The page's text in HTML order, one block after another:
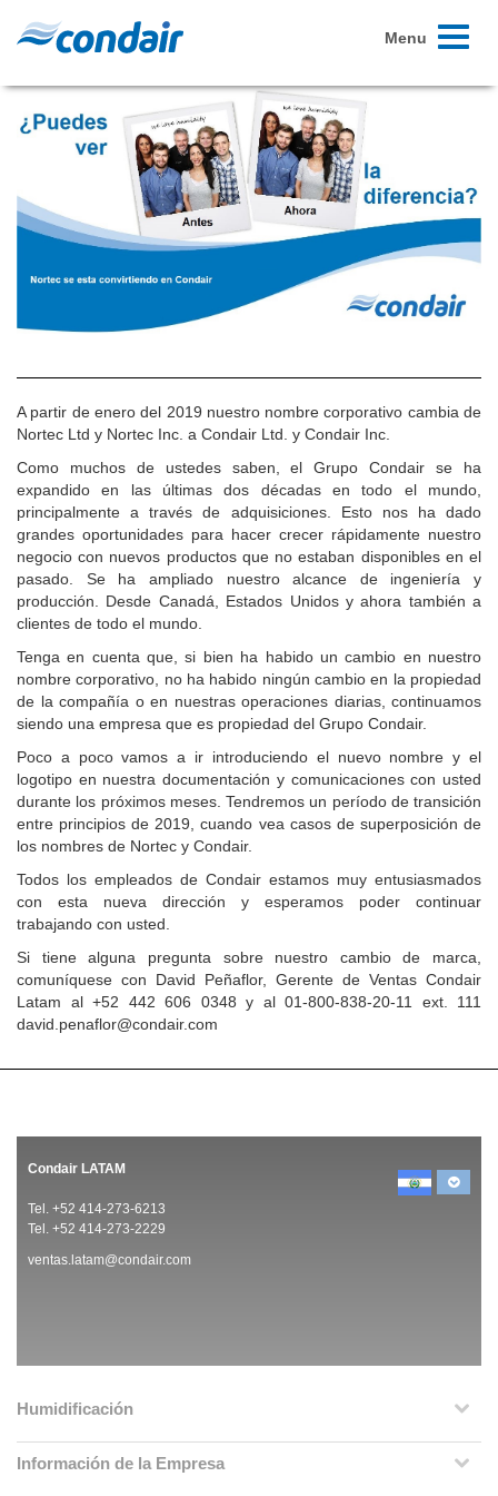
Toggle
Menu
A partir de enero del 2019 nuestro nombre corporativo cambia de
Nortec Ltd y Nortec Inc. a Condair Ltd. y Condair Inc.
Como muchos de ustedes saben, el Grupo Condair se ha
expandido en las últimas dos décadas en todo el mundo,
principalmente a través de adquisiciones. Esto nos ha dado
grandes oportunidades para hacer crecer rápidamente nuestro
negocio con nuevos productos que no estaban disponibles en el
pasado. Se ha ampliado nuestro alcance de ingeniería y
producción. Desde Canadá, Estados Unidos y ahora también a
clientes de todo el mundo.
Tenga en cuenta que, si bien ha habido un cambio en nuestro
nombre corporativo, no ha habido ningún cambio en la propiedad
de la compañía o en nuestras operaciones diarias, continuamos
siendo una empresa que es propiedad del Grupo Condair.
Poco a poco vamos a ir introduciendo el nuevo nombre y el
logotipo en nuestra documentación y comunicaciones con usted
durante los próximos meses. Tendremos un período de transición
entre principios de 2019, cuando vea casos de superposición de
los nombres de Nortec y Condair.
Todos los empleados de Condair estamos muy entusiasmados
con esta nueva dirección y esperamos poder continuar
trabajando con usted.
Si tiene alguna pregunta sobre nuestro cambio de marca,
comuníquese con David Peñaflor, Gerente de Ventas Condair
Latam al +52 442 606 0348 y al 01-800-838-20-11 ext. 111
david.penaflor@condair.com
Condair LATAM
Tel. +52 414-273-6213
Tel. +52 414-273-2229
ventas.latam@condair.com
Humidificación
Información de la Empresa